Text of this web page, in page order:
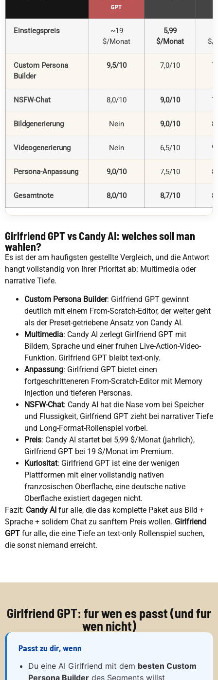
GPT
Einstiegspreis
~19
$/Monat
5,99
$/Monat
$/
Custom Persona
Builder
9,5/10 7,0/10
NSFW-Chat 8,0/10 9,0/10
Bildgenerierung Nein 9,0/10
Videogenerierung Nein 6,5/10
Persona-Anpassung 9,0/10 7,5/10
Gesamtnote 8,0/10 8,7/10
Girlfriend GPT vs Candy AI: welches soll man
wahlen?
Es ist der am haufigsten gestellte Vergleich, und die Antwort
hangt vollstandig von Ihrer Prioritat ab: Multimedia oder
narrative Tiefe.
Custom Persona Builder: Girlfriend GPT gewinnt
deutlich mit einem From-Scratch-Editor, der weiter geht
als der Preset-getriebene Ansatz von Candy AI.
Multimedia: Candy AI zerlegt Girlfriend GPT mit
Bildern, Sprache und einer fruhen Live-Action-Video-
Funktion. Girlfriend GPT bleibt text-only.
Anpassung: Girlfriend GPT bietet einen
fortgeschritteneren From-Scratch-Editor mit Memory
Injection und tieferen Personas.
NSFW-Chat: Candy AI hat die Nase vorn bei Speicher
und Flussigkeit, Girlfriend GPT zieht bei narrativer Tiefe
und Long-Format-Rollenspiel vorbei.
Preis: Candy AI startet bei 5,99 $/Monat (jahrlich),
Girlfriend GPT bei 19 $/Monat im Premium.
Kuriositat: Girlfriend GPT ist eine der wenigen
Plattformen mit einer vollstandig nativen
franzosischen Oberflache, eine deutsche native
Oberflache existiert dagegen nicht.
Fazit: Candy AI fur alle, die das komplette Paket aus Bild +
Sprache + solidem Chat zu sanftem Preis wollen. Girlfriend
GPT fur alle, die eine Tiefe an text-only Rollenspiel suchen,
die sonst niemand erreicht.
Girlfriend GPT: fur wen es passt (und fur
wen nicht)
Passt zu dir, wenn
Du eine AI Girlfriend mit dem besten Custom
Persona Builder des Segments willst